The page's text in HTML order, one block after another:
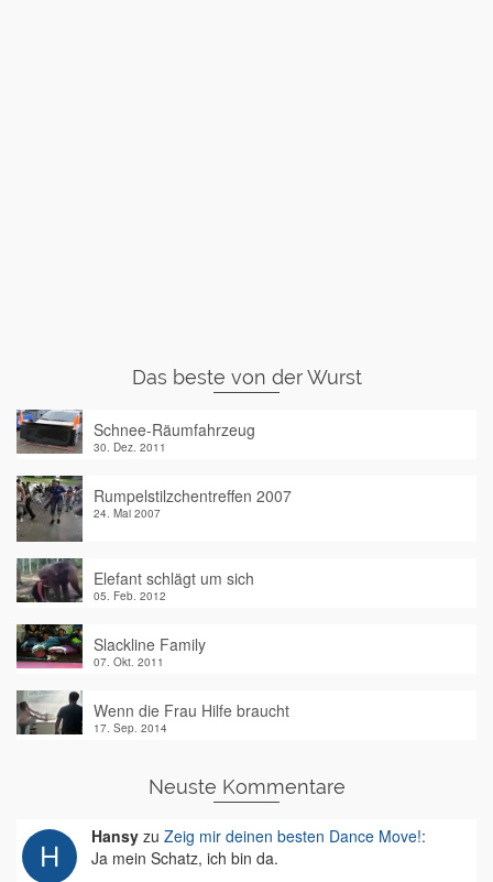
Das beste von der Wurst
Schnee-Räumfahrzeug
30. Dez. 2011
Rumpelstilzchentreffen 2007
24. Mai 2007
Elefant schlägt um sich
05. Feb. 2012
Slackline Family
07. Okt. 2011
Wenn die Frau Hilfe braucht
17. Sep. 2014
Neuste Kommentare
Hansy zu Zeig mir deinen besten Dance Move!:
Ja mein Schatz, ich bin da.